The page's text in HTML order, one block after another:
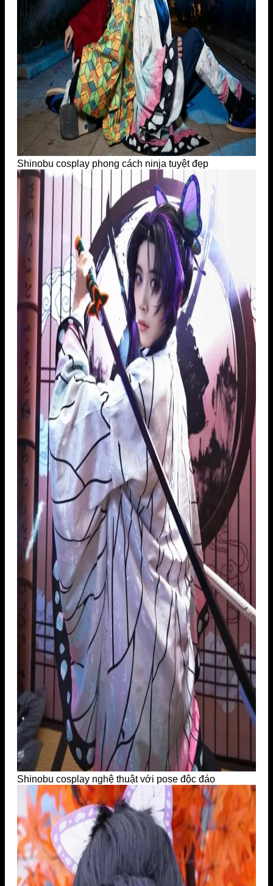
Shinobu cosplay phong cách ninja tuyệt đẹp
Shinobu cosplay nghệ thuật với pose độc đáo